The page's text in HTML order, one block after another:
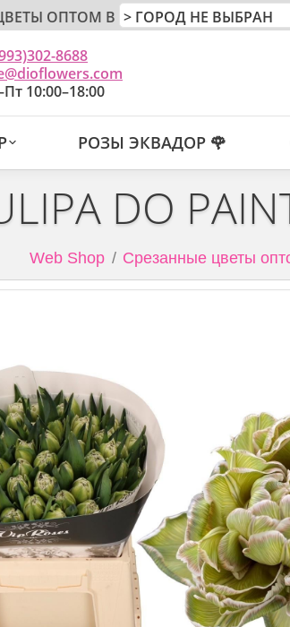
ОПТОМ В
8688
10:00–18:00
РОЗЫ ЭКВАДОР 🌹
DO
Web Shop Срезанные цветы